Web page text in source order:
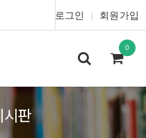
로그인 회원가입
0
판